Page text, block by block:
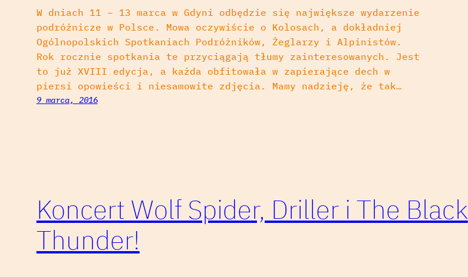
W dniach 11 – 13 marca w Gdyni odbędzie się największe wydarzenie
podróżnicze w Polsce. Mowa oczywiście o Kolosach, a dokładniej
Ogólnopolskich Spotkaniach Podróżników, Żeglarzy i Alpinistów.
Rok rocznie spotkania te przyciągają tłumy zainteresowanych. Jest
to już XVIII edycja, a każda obfitowała w zapierające dech w
piersi opowieści i niesamowite zdjęcia. Mamy nadzieję, że tak…
9 marca, 2016
Koncert Wolf Spider, Driller i The Black
Thunder!